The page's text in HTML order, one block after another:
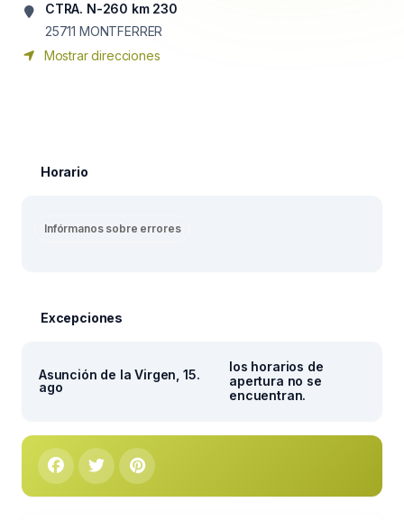
CTRA. N-260 km 230
25711 MONTFERRER
Mostrar direcciones
Horario
Infórmanos sobre errores
Excepciones
Asunción de la Virgen, 15.
ago
los horarios de
apertura no se
encuentran.